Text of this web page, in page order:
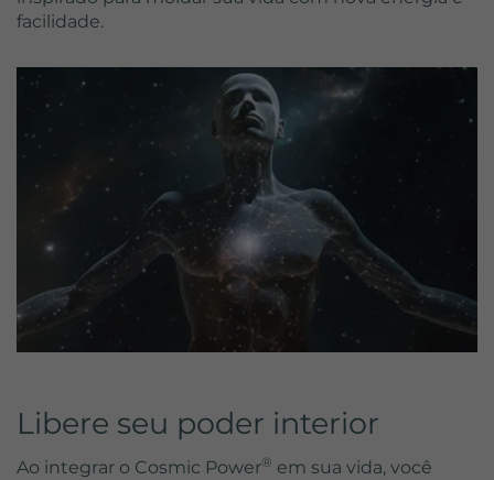
facilidade.
Libere seu poder interior
Ao integrar o Cosmic Power® em sua vida, você
um wiederkehrende Besucher zu
unterscheiden und anonymisierte
Statistiken über die Nutzung der
Website zu erstellen.